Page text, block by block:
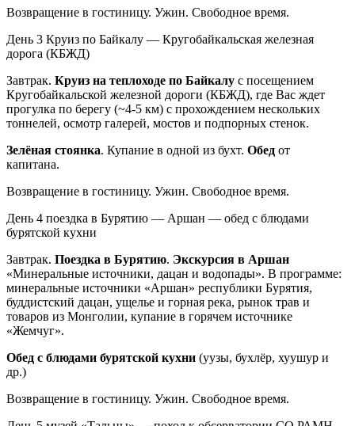
Возвращение в гостиницу. Ужин. Свободное время.
День 3 Круиз по Байкалу — Кругобайкальская железная
дорога (КБЖД)
Завтрак. Круиз на теплоходе по Байкалу с посещением
Кругобайкальской железной дороги (КБЖД), где Вас ждет
прогулка по берегу (~4-5 км) с прохождением нескольких
тоннелей, осмотр галерей, мостов и подпорных стенок.
Зелёная стоянка. Купание в одной из бухт. Обед от
капитана.
Возвращение в гостиницу. Ужин. Свободное время.
День 4 поездка в Бурятию — Аршан — обед с блюдами
бурятской кухни
Завтрак. Поездка в Бурятию. Экскурсия в Аршан
«Минеральные источники, дацан и водопады». В программе:
минеральные источники «Аршан» республики Бурятия,
буддистский дацан, ущелье и горная река, рынок трав и
товаров из Монголии, купание в горячем источнике
«Жемчуг».
Обед с блюдами бурятской кухни (уузы, бухлёр, хуушур и
др.)
Возвращение в гостиницу. Ужин. Свободное время.